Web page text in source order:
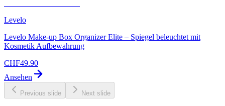
Levelo
Levelo Make-up Box Organizer Elite – Spiegel beleuchtet mit
Kosmetik Aufbewahrung
CHF49.90
Ansehen
Previous slide Next slide